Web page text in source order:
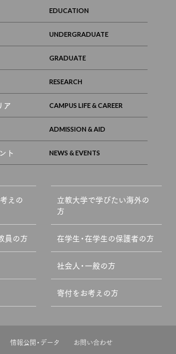
ア
ト
えの
立教大学で学びたい海外の
方
員の方 在学生・在学生の保護者の方
社会人・一般の方
寄付をお考えの方
情報公開・データ
お問い合わせ